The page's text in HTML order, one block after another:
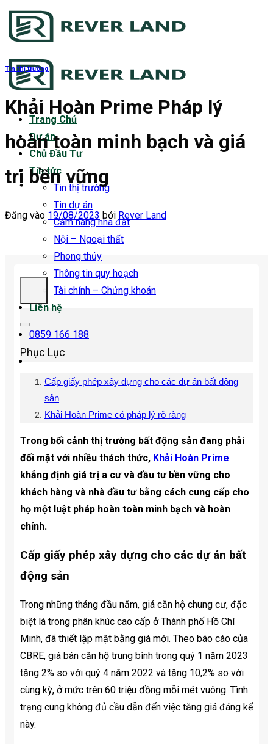
Bỏ
qua
dung
Trang Chủ
Dự án
Chủ Đầu Tư
Tin tức
Tin thị trường
Tin dự án
Cẩm nang nhà đất
Nội – Ngoại thất
Phong thủy
Thông tin quy hoạch
Tài chính – Chứng khoán
Liên hệ
0859 166 188
Tin thị trường
Khải Hoàn Prime Pháp lý
hoàn toàn minh bạch và giá
trị bền vững
Đăng vào 19/08/2023 bởi Rever Land
Phục Lục
Cấp giấy phép xây dựng cho các dự án bất động
sản
Khải Hoàn Prime có pháp lý rõ ràng
Trong bối cảnh thị trường bất động sản đang phải
đối mặt với nhiều thách thức, Khải Hoàn Prime
khẳng định giá trị a cư và đầu tư bền vững cho
khách hàng và nhà đầu tư bằng cách cung cấp cho
họ một luật pháp hoàn toàn minh bạch và hoàn
chỉnh.
Cấp giấy phép xây dựng cho các dự án bất
động sản
Trong những tháng đầu năm, giá căn hộ chung cư, đặc
biệt là trong phân khúc cao cấp ở Thành phố Hồ Chí
Minh, đã thiết lập mặt bằng giá mới. Theo báo cáo của
CBRE, giá bán căn hộ trung bình trong quý 1 năm 2023
tăng 2% so với quý 4 năm 2022 và tăng 10,2% so với
cùng kỳ, ở mức trên 60 triệu đồng mỗi mét vuông. Tình
trạng cung không đủ cầu dẫn đến việc tăng giá đáng kể
này.